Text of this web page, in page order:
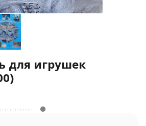
для игрушек